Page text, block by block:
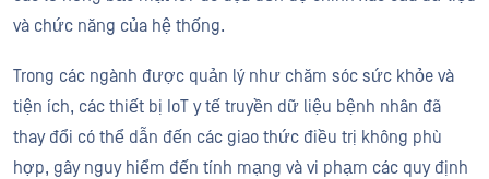
và chức năng của hệ thống.
Trong các ngành được quản lý như chăm sóc sức khỏe và
tiện ích, các thiết bị IoT y tế truyền dữ liệu bệnh nhân đã
thay đổi có thể dẫn đến các giao thức điều trị không phù
hợp, gây nguy hiểm đến tính mạng và vi phạm các quy định